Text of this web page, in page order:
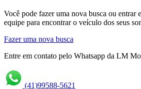
Você pode fazer uma nova busca ou entrar
equipe para encontrar o veículo dos seus
Fazer uma nova busca
Entre em contato pelo Whatsapp da LM
(41)99588-5621